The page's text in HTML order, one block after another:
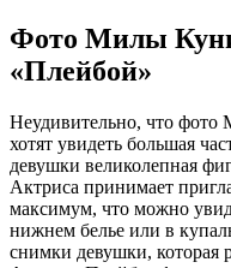
Фото Милы
«Плейбой»
Неудивительно, что
хотят увидеть большая
девушки великолепная
Актриса принимает
максимум, что можно
нижнем белье или в
снимки девушки, которая